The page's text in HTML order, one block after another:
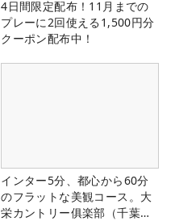
4日間限定配布！11月までの
プレーに2回使える1,500円分
クーポン配布中！
インター5分、都心から60分
のフラットな美観コース。大
栄カントリー俱楽部（千葉